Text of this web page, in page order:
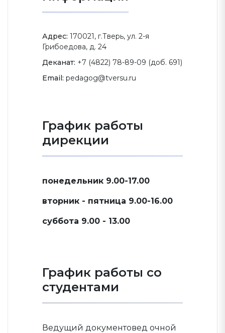
Адрес: 170021, г.Тверь, ул. 2-я
Грибоедова, д. 24
Деканат: +7 (4822) 78-89-09 (доб. 691)
Email: pedagog@tversu.ru
График работы
дирекции
понедельник 9.00-17.00
вторник - пятница 9.00-16.00
суббота 9.00 - 13.00
График работы со
студентами
Ведущий документовед очной